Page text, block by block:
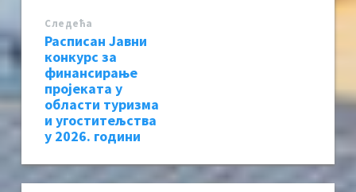
Следећa
Расписан Јавни
конкурс за
финансирање
пројеката у
области туризма
и угоститељства
у 2026. години